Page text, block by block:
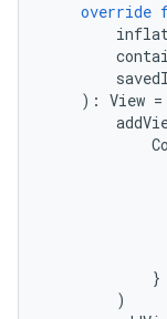
override
): View =
}
)